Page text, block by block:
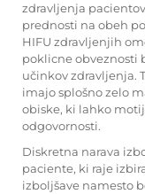
zdravljenja
prednosti na obeh
HIFU zdravljenjih
poklicne obveznosti
učinkov zdravljenja.
imajo splošno zelo
obiske, ki lahko
odgovornosti.
Diskretna narava
paciente, ki raje
izboljšave namesto